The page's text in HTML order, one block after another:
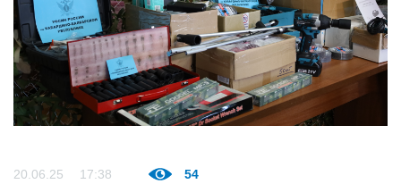
20.06.25 17:38 54